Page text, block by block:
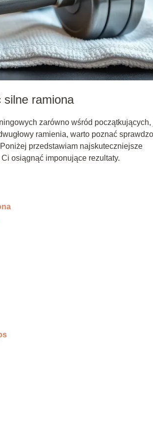
silne ramiona
zarówno wśród początkujących,
ramienia, warto poznać
przedstawiam najskuteczniejsze
osiągnąć imponujące rezultaty.